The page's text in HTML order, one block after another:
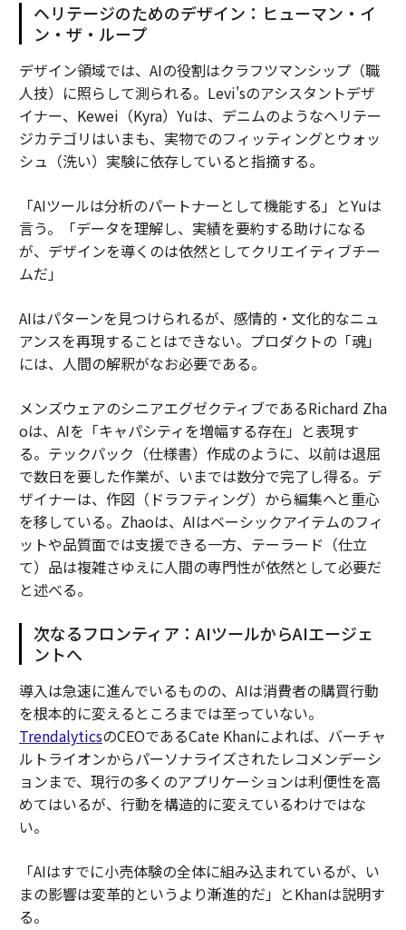
ヘリテージのためのデザイン：ヒューマン・イ
ン・ザ・ループ
デザイン領域では、AIの役割はクラフツマンシップ（職
人技）に照らして測られる。Levi'sのアシスタントデザ
イナー、Kewei（Kyra）Yuは、デニムのようなヘリテー
ジカテゴリはいまも、実物でのフィッティングとウォッ
シュ（洗い）実験に依存していると指摘する。
「AIツールは分析のパートナーとして機能する」とYuは
言う。「データを理解し、実績を要約する助けになる
が、デザインを導くのは依然としてクリエイティブチー
ムだ」
AIはパターンを見つけられるが、感情的・文化的なニュ
アンスを再現することはできない。プロダクトの「魂」
には、人間の解釈がなお必要である。
メンズウェアのシニアエグゼクティブであるRichard Zha
oは、AIを「キャパシティを増幅する存在」と表現す
る。テックパック（仕様書）作成のように、以前は退屈
で数日を要した作業が、いまでは数分で完了し得る。デ
ザイナーは、作図（ドラフティング）から編集へと重心
を移している。Zhaoは、AIはベーシックアイテムのフィ
ットや品質面では支援できる一方、テーラード（仕立
て）品は複雑さゆえに人間の専門性が依然として必要だ
と述べる。
次なるフロンティア：AIツールからAIエージェ
ントへ
導入は急速に進んでいるものの、AIは消費者の購買行動
を根本的に変えるところまでは至っていない。
TrendalyticsのCEOであるCate Khanによれば、バーチャ
ルトライオンからパーソナライズされたレコメンデーシ
ョンまで、現行の多くのアプリケーションは利便性を高
めてはいるが、行動を構造的に変えているわけではな
い。
「AIはすでに小売体験の全体に組み込まれているが、い
まの影響は変革的というより漸進的だ」とKhanは説明す
る。